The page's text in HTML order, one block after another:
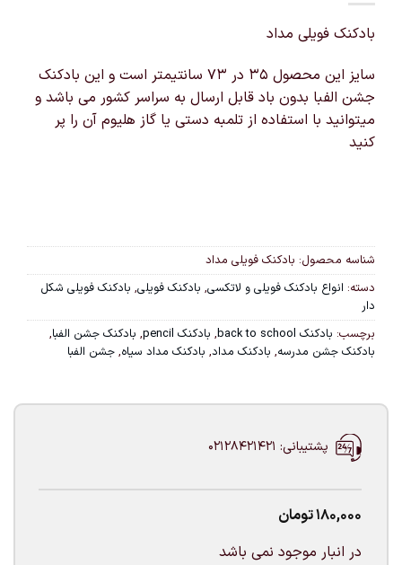
بادکنک فویلی مداد
سایز این محصول 35 در 73 سانتیمتر است و این بادکنک
جشن الفبا بدون باد قابل ارسال به سراسر کشور می باشد و
میتوانید با استفاده از تلمبه دستی یا گاز هلیوم آن را پر
کنید
شناسه محصول: بادکنک فویلی مداد
دسته: انواع بادکنک فویلی و لاتکسی, بادکنک فویلی, بادکنک فویلی شکل
دار
برچسب: بادکنک back to school , بادکنک pencil , بادکنک جشن الفبا,
بادکنک جشن مدرسه, بادکنک مداد, بادکنک مداد سیاه, جشن الفبا
پشتیبانی: 02128421421
180,000تومان
در انبار موجود نمی باشد